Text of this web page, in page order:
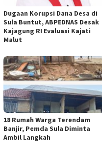
Dugaan Korupsi Dana Desa di
Sula Buntut, ABPEDNAS Desak
Kajagung RI Evaluasi Kajati
Malut
18 Rumah Warga Terendam
Banjir, Pemda Sula Diminta
Ambil Langkah